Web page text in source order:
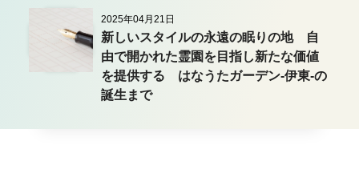
2025年04月21日
新しいスタイルの永遠の眠りの地 自
由で開かれた霊園を目指し新たな価値
を提供する はなうたガーデン-伊東-の
誕生まで